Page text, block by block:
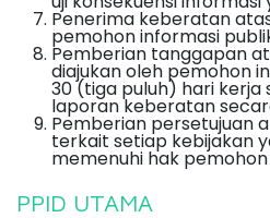
Penerima keberatan
pemohon informasi
Pemberian tanggapan
diajukan oleh pemohon
30 (tiga puluh) hari kerja
laporan keberatan
Pemberian persetujuan
terkait setiap kebijakan
memenuhi hak
PPID UTAMA